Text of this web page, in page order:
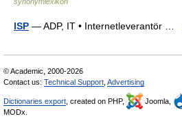
ISP — ADP, IT • Internetleverantör …
© Academic, 2000-2026
Contact us: Technical Support Advertising
Dictionaries export , created on PHP, Joomla,
MODx.